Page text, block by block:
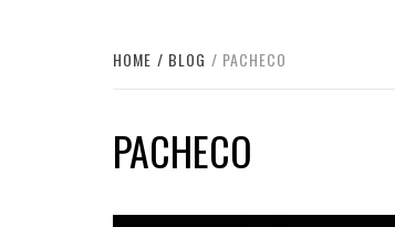
HOME BLOG PACHECO
PACHECO